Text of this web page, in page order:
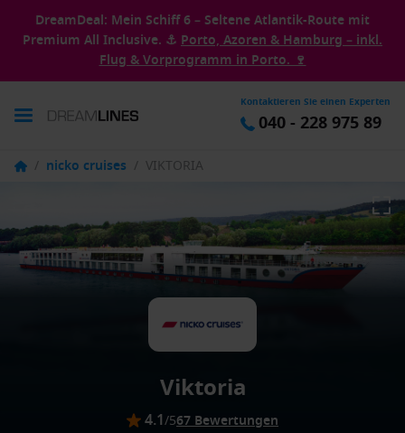
DreamDeal: Mein Schiff 6 – Seltene Atlantik-Route mit
Premium All Inclusive. ⚓ Porto, Azoren & Hamburg – inkl.
Flug & Vorprogramm in Porto. 🍷
Kontaktieren Sie einen Experten
040 - 228 975 89
/ nicko cruises / VIKTORIA
Viktoria
4.1/567 Bewertungen